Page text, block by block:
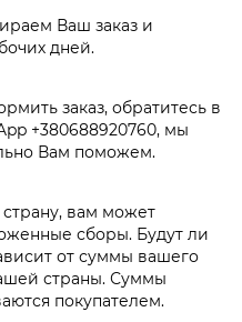
Ваш заказ и
дней.
заказ, обратитесь в
+380688920760, мы
Вам поможем.
вам может
сборы. Будут ли
от суммы вашего
страны. Суммы
покупателем.